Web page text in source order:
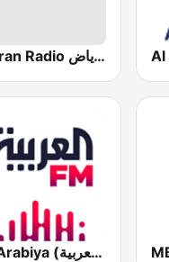
Quran Radio اذاعة القرآن الكريم - الرياض
Al Arabiya (العربية FM)